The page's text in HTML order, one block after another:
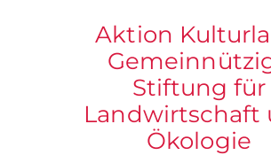
Aktion
Stiftung für
Landwirtschaft
Ökologie